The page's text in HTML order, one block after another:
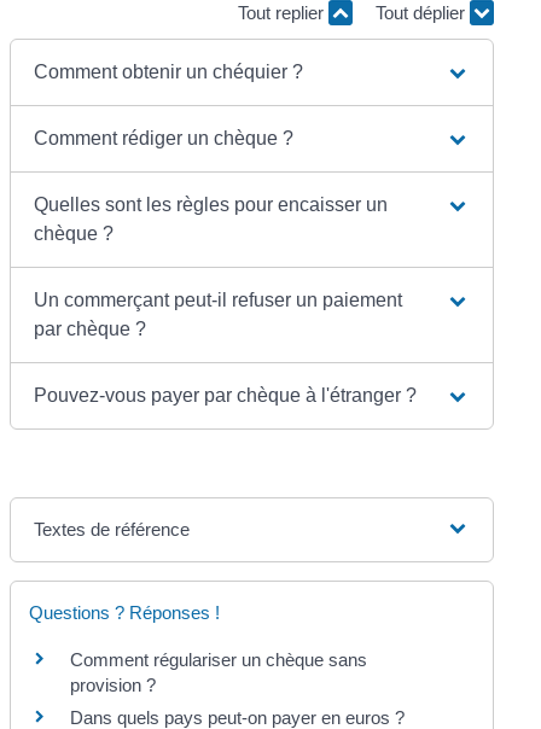
Tout replier Tout déplier
Comment obtenir un chéquier ?
Comment rédiger un chèque ?
Quelles sont les règles pour encaisser un
chèque ?
Un commerçant peut-il refuser un paiement
par chèque ?
Pouvez-vous payer par chèque à l'étranger ?
Textes de référence
Questions ? Réponses !
Comment régulariser un chèque sans
provision ?
Dans quels pays peut-on payer en euros ?